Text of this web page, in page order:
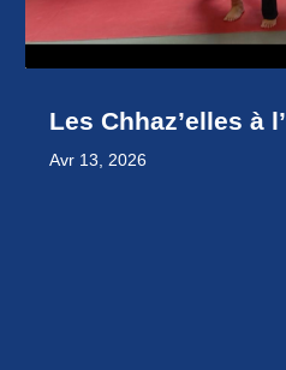
Les Chhaz’elles à
Avr 13, 2026